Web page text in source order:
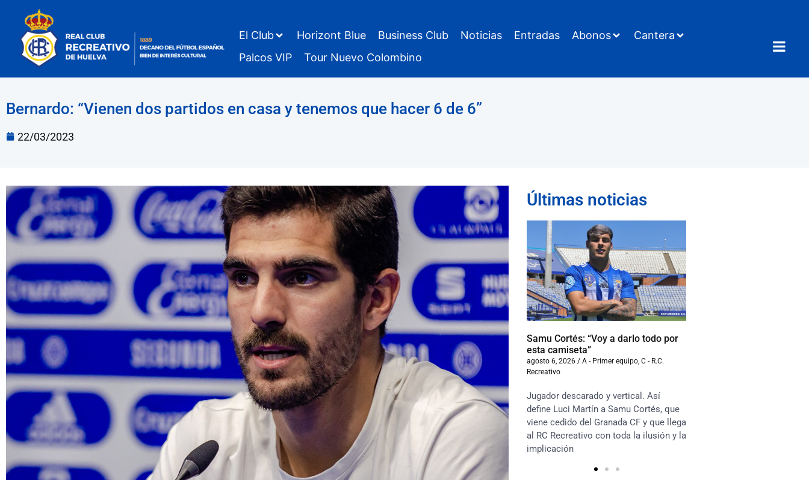
El Club Horizont Blue Business Club Noticias Entradas Abonos
Cantera
Palcos VIP
Tour Nuevo Colombino
Bernardo: “Vienen dos partidos en casa y tenemos que hacer 6 de 6”
22/03/2023
Últimas noticias
Samu Cortés: “Voy a darlo todo por
esta camiseta”
agosto 6, 2026 / A - Primer equipo, C - R.C.
Recreativo
Jugador descarado y vertical. Así
define Luci Martín a Samu Cortés, que
viene cedido del Granada CF y que llega
al RC Recreativo con toda la ilusión y la
implicación